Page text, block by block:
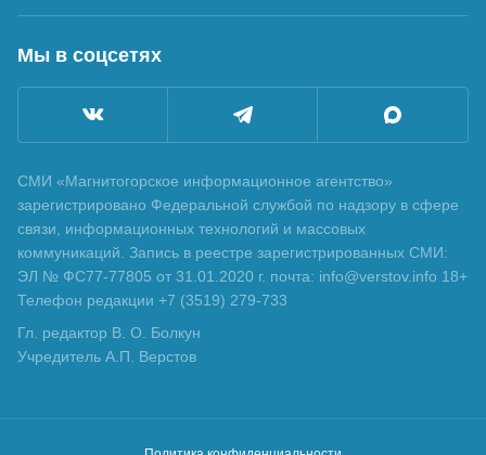
Мы в соцсетях
СМИ «Магнитогорское информационное агентство»
зарегистрировано Федеральной службой по надзору в сфере
связи, информационных технологий и массовых
коммуникаций. Запись в реестре зарегистрированных СМИ:
ЭЛ № ФС77-77805 от 31.01.2020 г. почта: info@verstov.info 18+
Телефон редакции +7 (3519) 279-733
Гл. редактор В. О. Болкун
Учредитель А.П. Верстов